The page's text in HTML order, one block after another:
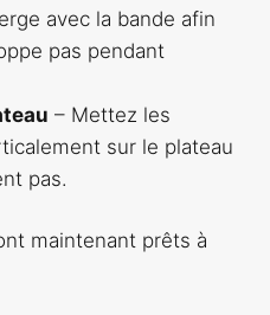
avec la bande afin
pas pendant
– Mettez les
sur le plateau
pas.
maintenant prêts à